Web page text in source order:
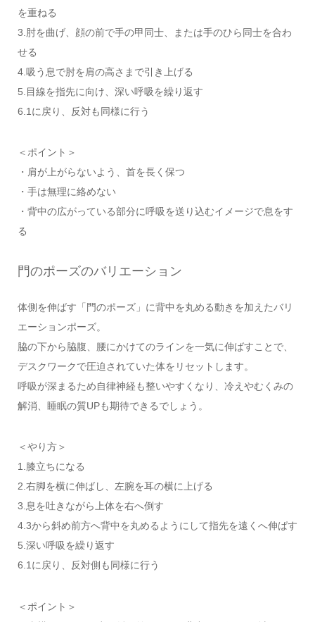
を重ねる
3.肘を曲げ、顔の前で手の甲同士、または手のひら同士を合わ
せる
4.吸う息で肘を肩の高さまで引き上げる
5.目線を指先に向け、深い呼吸を繰り返す
6.1に戻り、反対も同様に行う
＜ポイント＞
・肩が上がらないよう、首を長く保つ
・手は無理に絡めない
・背中の広がっている部分に呼吸を送り込むイメージで息をす
る
門のポーズのバリエーション
体側を伸ばす「門のポーズ」に背中を丸める動きを加えたバリ
エーションポーズ。
脇の下から脇腹、腰にかけてのラインを一気に伸ばすことで、
デスクワークで圧迫されていた体をリセットします。
呼吸が深まるため自律神経も整いやすくなり、冷えやむくみの
解消、睡眠の質UPも期待できるでしょう。
＜やり方＞
1.膝立ちになる
2.右脚を横に伸ばし、左腕を耳の横に上げる
3.息を吐きながら上体を右へ倒す
4.3から斜め前方へ背中を丸めるようにして指先を遠くへ伸ばす
5.深い呼吸を繰り返す
6.1に戻り、反対側も同様に行う
＜ポイント＞